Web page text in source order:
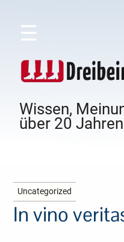
☰
Wissen,
über 20 Jahren
Uncategorized
In vino